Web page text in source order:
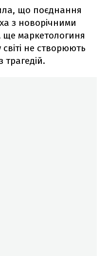
що поєднання
з новорічними
маркетологиня
не створюють
трагедій.